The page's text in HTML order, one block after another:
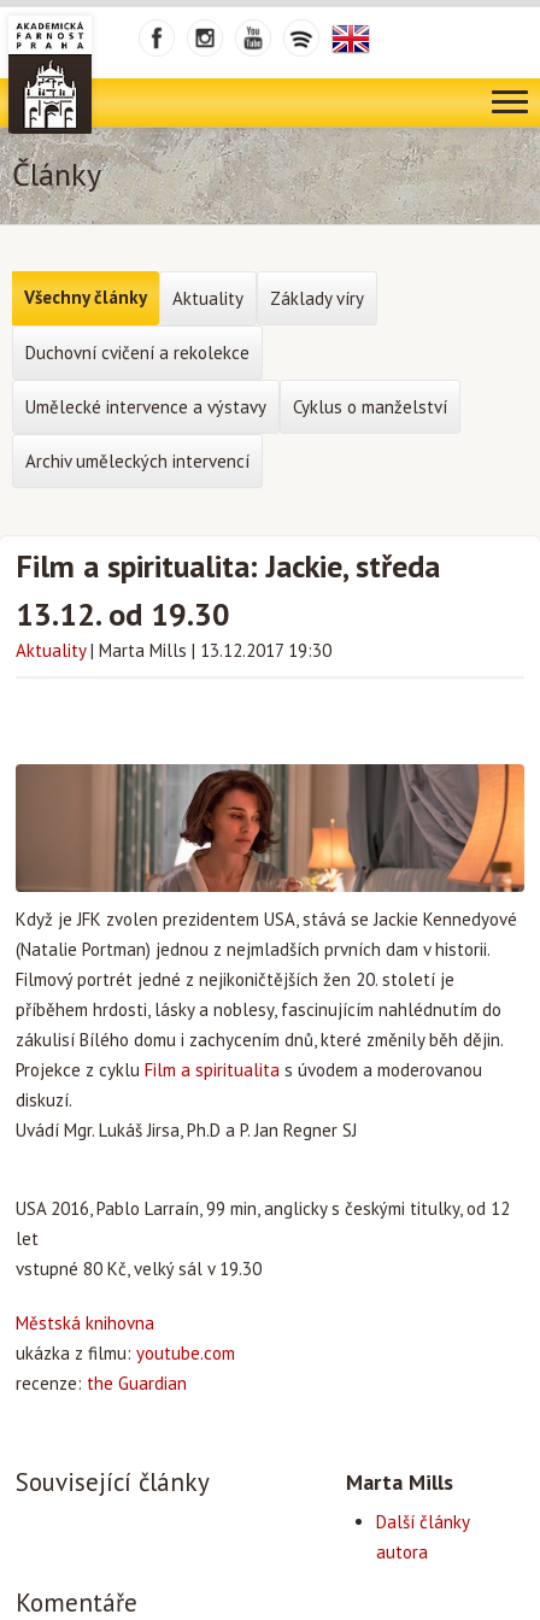
Články
Film a spiritualita: Jackie, středa
13.12. od 19.30
Aktuality | Marta Mills | 13.12.2017 19:30
Když je JFK zvolen prezidentem USA, stává se Jackie Kennedyové
(Natalie Portman) jednou z nejmladších prvních dam v historii.
Filmový portrét jedné z nejikoničtějších žen 20. století je
příběhem hrdosti, lásky a noblesy, fascinujícím nahlédnutím do
zákulisí Bílého domu i zachycením dnů, které změnily běh dějin.
Projekce z cyklu Film a spiritualita s úvodem a moderovanou
diskuzí.
Uvádí Mgr. Lukáš Jirsa, Ph.D a P. Jan Regner SJ
USA 2016, Pablo Larraín, 99 min, anglicky s českými titulky, od 12
let
vstupné 80 Kč, velký sál v 19.30
Městská knihovna
ukázka z filmu: youtube.com
recenze: the Guardian
Související články Marta Mills
Další články
autora
Komentáře
Všechny články Aktuality Základy víry
Duchovní cvičení a rekolekce
Umělecké intervence a výstavy Cyklus o manželství
Archiv uměleckých intervencí